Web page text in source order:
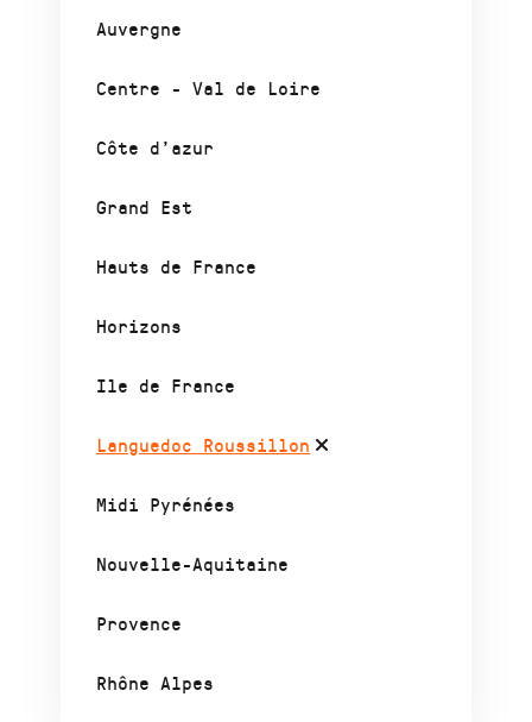
Auvergne
Centre - Val de Loire
Côte d’azur
Grand Est
Hauts de France
Horizons
Ile de France
Languedoc Roussillon
Midi Pyrénées
Nouvelle-Aquitaine
Provence
Rhône Alpes